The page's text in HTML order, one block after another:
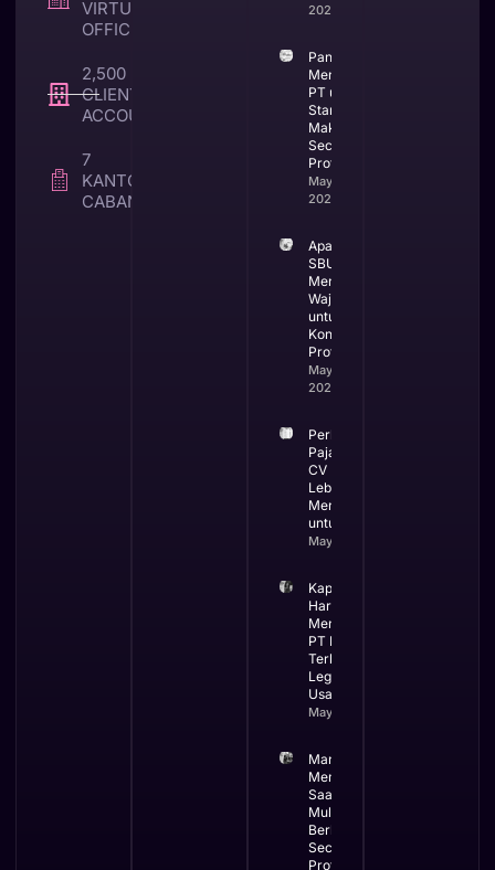
VIRTUAL
OFFICE
2,500 +
CLIENT TAX &
ACCOUNTING
7
KANTOR
CABANG
2026
Panduan
Mendirikan
PT untuk
Startup di
Makassar
Secara
Profesional
May 25,
2026
Apa itu
SBUJK dan
Mengapa
Wajib
untuk
Kontraktor
Profesional
May 19,
2026
Perbandingan
Pajak PT dan
CV Mana yang
Lebih
Menguntungkan
untuk Bisnis
May 13, 2026
Kapan Bisnis
Harus
Menggunakan
PT Ini Waktu
Terbaik
Legalitas
Usaha
May 12, 2026
Manfaat
Membuat PT
Saat Bisnis
Mulai
Berkembang
Secara
Profesional